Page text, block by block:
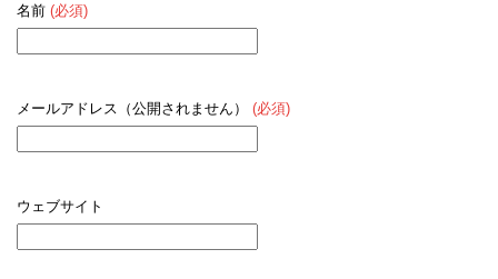
名前 (必須)
メールアドレス（公開されません） (必須)
ウェブサイト